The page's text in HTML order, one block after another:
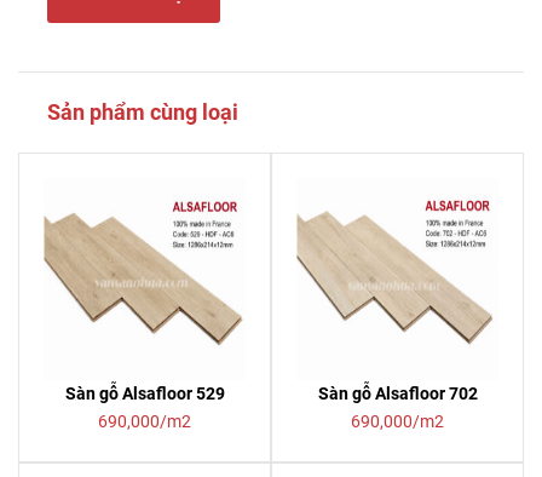
Sản phẩm cùng loại
Sàn gỗ Alsafloor 529
690,000/m2
Sàn gỗ Alsafloor 702
690,000/m2